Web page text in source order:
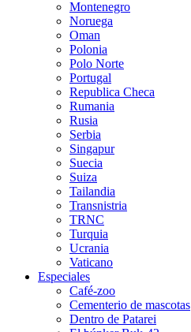
Montenegro
Noruega
Oman
Polonia
Polo Norte
Portugal
Republica Checa
Rumania
Rusia
Serbia
Singapur
Suecia
Suiza
Tailandia
Transnistria
TRNC
Turquia
Ucrania
Vaticano
Especiales
Café-zoo
Cementerio de mascotas
Dentro de Patarei